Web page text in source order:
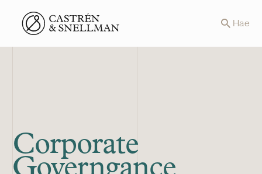
Front page Hae
Corporate